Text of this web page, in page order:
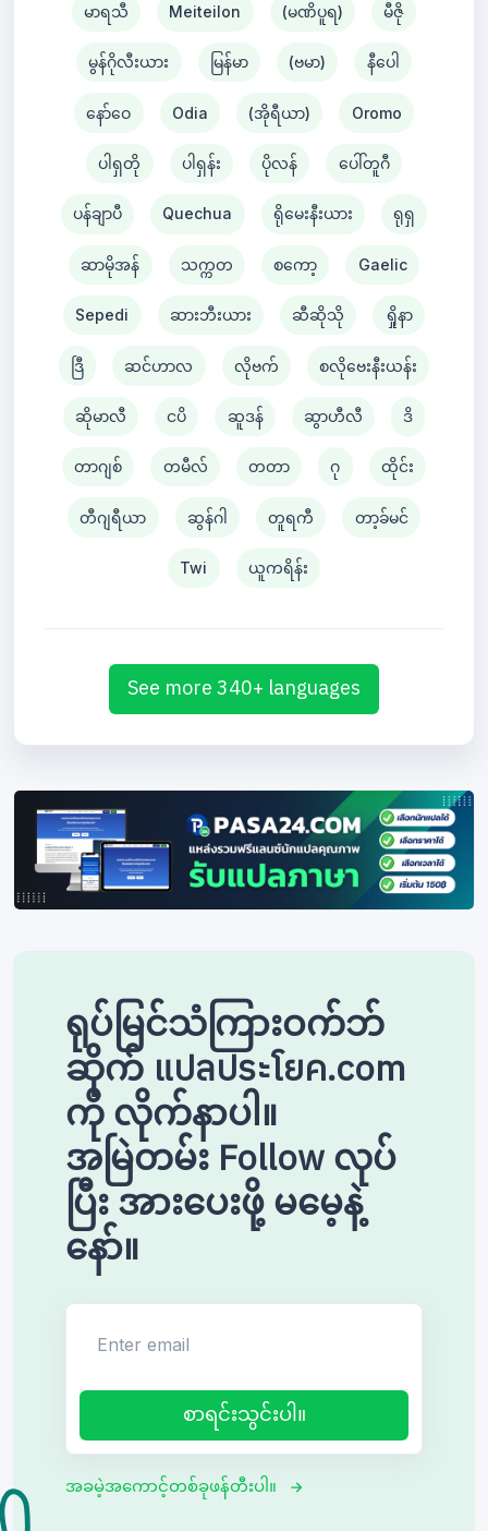
မာရသီ Meiteilon (မဏိပူရ) မီဇို
မွန်ဂိုလီးယား မြန်မာ (ဗမာ) နီပေါ
နော်ဝေ Odia (အိုရီယာ) Oromo
ပါရှတို ပါရှန်း ပိုလန် ပေါ်တူဂီ
ပန်ချာပီ Quechua ရိုမေးနီးယား ရုရှ
ဆာမိုအန် သက္ကတ စကော့ Gaelic
Sepedi ဆားဘီးယား ဆီဆိုသို ရှိုနာ
ဒြီ ဆင်ဟာလ လိုဗက် စလိုဗေးနီးယန်း
ဆိုမာလီ ငပိ ဆူဒန် ဆွာဟီလီ ဒိ
တာဂျစ် တမီလ် တတာ ဂု ထိုင်း
တီဂျရီယာ ဆွန်ဂါ တူရကီ တာ့ခ်မင်
Twi ယူကရိန်း
See more 340+ languages
ရုပ်မြင်သံကြားဝက်ဘ်
ဆိုက် แปลประโยค.com
ကို လိုက်နာပါ။
အမြဲတမ်း Follow လုပ်
ပြီး အားပေးဖို့ မမေ့နဲ့
နော်။
စာရင်းသွင်းပါ။
အခမဲ့အကောင့်တစ်ခုဖန်တီးပါ။